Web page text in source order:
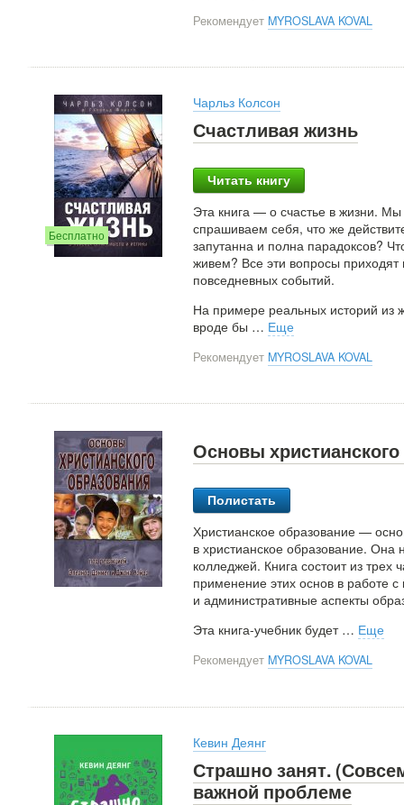
Рекомендует MYROSLAVA KOVAL
Бесплатно
Чарльз Колсон
Счастливая жизнь
Читать книгу
Эта книга — о счастье в жизни.
спрашиваем себя, что же
запутанна и полна парадоксов?
живем? Все эти вопросы
повседневных событий.
На примере реальных историй
вроде бы … Еще
Рекомендует MYROSLAVA KOVAL
Основы
Полистать
Христианское образование —
в христианское образование.
колледжей. Книга состоит из трех
применение этих основ в работе
и административные аспекты
Эта книга-учебник будет… Еще
Рекомендует MYROSLAVA KOVAL
Кевин Деянг
Страшно занят.
важной проблеме